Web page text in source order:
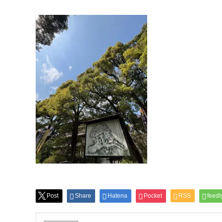
Post Share Hatena Pocket RSS